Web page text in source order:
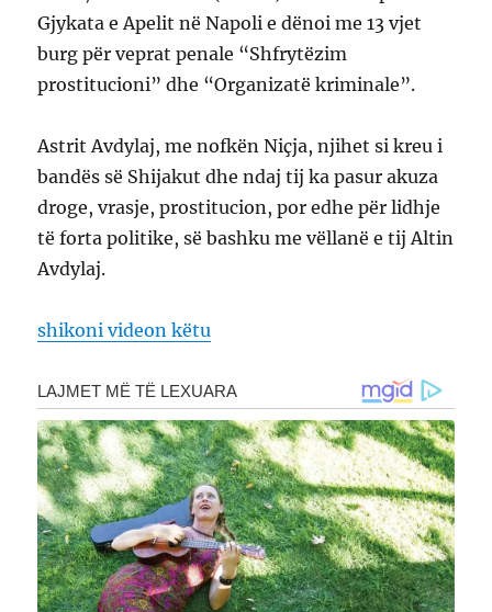
Gjykata e Apelit në Napoli e dënoi me 13 vjet
burg për veprat penale “Shfrytëzim
prostitucioni” dhe “Organizatë kriminale”.
Astrit Avdylaj, me nofkën Niçja, njihet si kreu i
bandës së Shijakut dhe ndaj tij ka pasur akuza
droge, vrasje, prostitucion, por edhe për lidhje
të forta politike, së bashku me vëllanë e tij Altin
Avdylaj.
shikoni videon këtu